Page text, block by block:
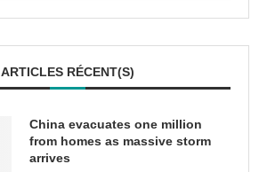
ARTICLES RÉCENT(S)
China evacuates one million
from homes as massive storm
arrives